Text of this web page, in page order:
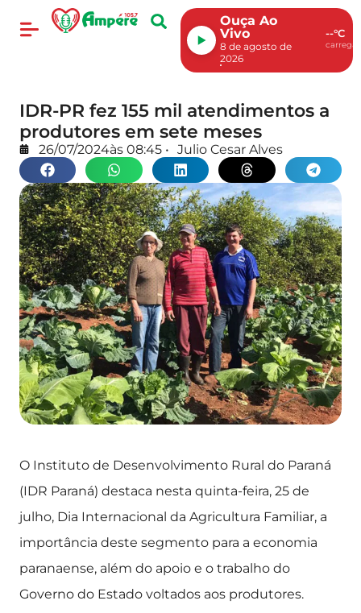
Ouça Ao
Vivo
8 de agosto de
2026
--°C
IDR-PR fez 155 mil atendimentos a
produtores em sete meses
26/07/2024às 08:45 • Julio Cesar Alves
O Instituto de Desenvolvimento Rural do Paraná
(IDR Paraná) destaca nesta quinta-feira, 25 de
julho, Dia Internacional da Agricultura Familiar, a
importância deste segmento para a economia
paranaense, além do apoio e o trabalho do
Governo do Estado voltados aos produtores.